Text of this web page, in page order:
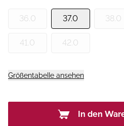
36.0 37.0 38.0
41.0 42.0
Größentabelle ansehen
In den